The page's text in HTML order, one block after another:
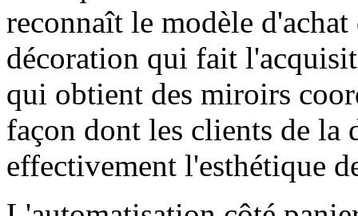
reconnaît le modèle
décoration qui fait
qui obtient des miroirs
façon dont les clients de la
effectivement l'esthétique